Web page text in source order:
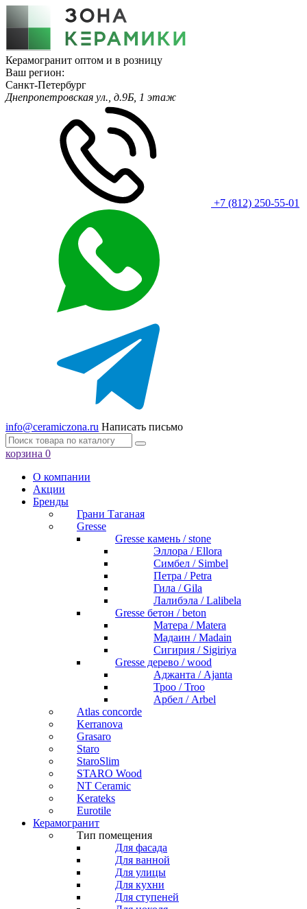
Керамогранит оптом и в розницу
Ваш регион:
Санкт-Петербург
Днепропетровская ул., д.9Б, 1 этаж
+7 (812) 250-55-01
info@ceramiczona.ru Написать письмо
корзина 0
О компании
Акции
Бренды
Грани Таганая
Gresse
Gresse камень / stone
Эллора / Ellora
Симбел / Simbel
Петра / Petra
Гила / Gila
Лалибэла / Lalibela
Gresse бетон / beton
Матера / Matera
Мадаин / Madain
Сигирия / Sigiriya
Gresse дерево / wood
Аджанта / Ajanta
Троо / Troo
Арбел / Arbel
Atlas concorde
Kerranova
Grasaro
Staro
StaroSlim
STARO Wood
NT Ceramic
Kerateks
Eurotile
Керамогранит
Тип помещения
Для фасада
Для ванной
Для улицы
Для кухни
Для ступеней